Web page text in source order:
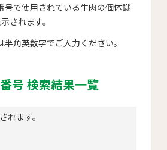
号で使用されている牛肉の個体識
されます。
角英数字でご入力ください。
号 検索結果一覧
れます。